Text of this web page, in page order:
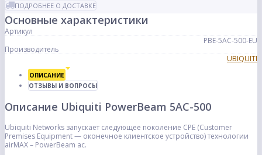
ПОДРОБНЕЕ О ДОСТАВКЕ
Основные характеристики
Артикул
PBE-5AC-500-EU
Производитель
UBIQUITI
ОПИСАНИЕ
ОТЗЫВЫ И ВОПРОСЫ
Описание Ubiquiti PowerBeam 5AC-500
Ubiquiti Networks запускает следующее поколение CPE (Customer
Premises Equipment — оконечное клиентское устройство) технологии
airMAX – PowerBeam ac.